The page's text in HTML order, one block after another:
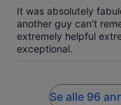
It was absolutely
another guy can’t
extremely helpful
exceptional.
Se alle 96